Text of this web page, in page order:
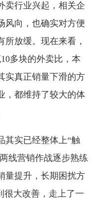
卖行业兴起，相关企
风向，也确实对方便
放缓。现在来看，
多块的外卖比，本
实真正销量下滑的方
，都维持了较大的体
其实已经整体上“触
线营销作战逐步熟练
量提升，长期困扰方
很大改善，走上了一